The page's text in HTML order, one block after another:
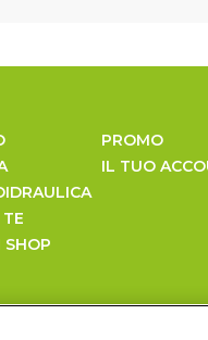
SHOP
PROMO
IL TUO